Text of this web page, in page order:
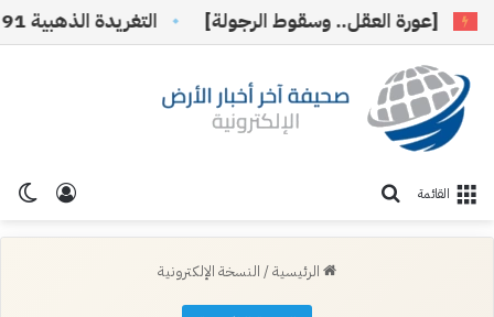
[عورة العقل.. وسقوط الرجولة] التغريدة الذهبية 91
تسجيل القائمة
الرئيسية/ النسخة الإلكترونية